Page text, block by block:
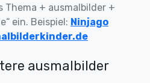
Thema + ausmalbilder +
ein. Beispiel: Ninjago
ausmalbilder